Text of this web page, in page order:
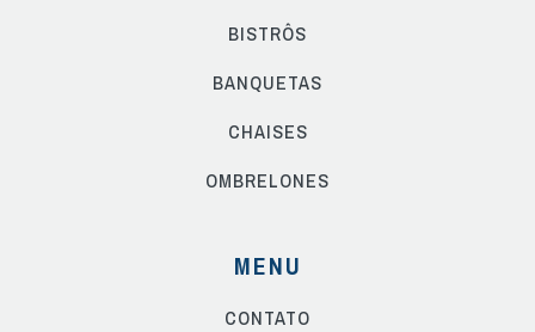
BISTRÔS
BANQUETAS
CHAISES
OMBRELONES
MENU
CONTATO